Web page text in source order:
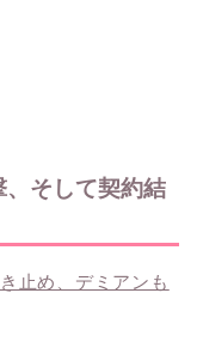
そして契約結
止め、デミアンも